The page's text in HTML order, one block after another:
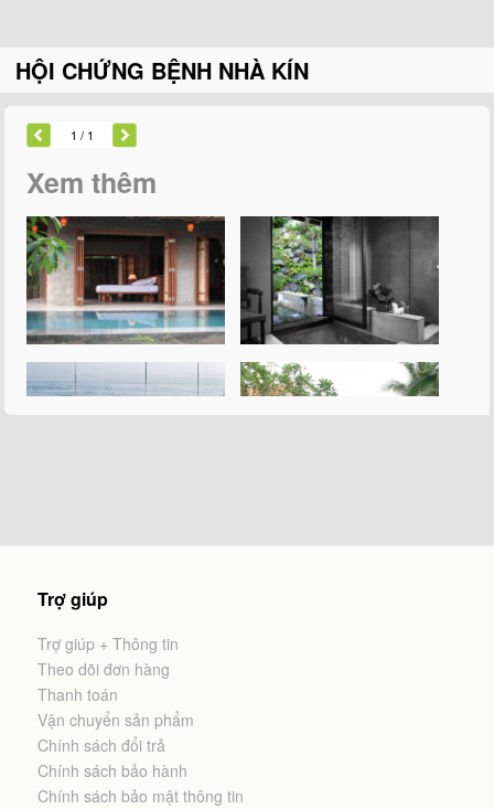
HỘI CHỨNG BỆNH NHÀ KÍN
1 / 1
Xem thêm
Trợ giúp
Trợ giúp + Thông tin
Theo dõi đơn hàng
Thanh toán
Vận chuyển sản phẩm
Chính sách đổi trả
Chính sách bảo hành
Chính sách bảo mật thông tin